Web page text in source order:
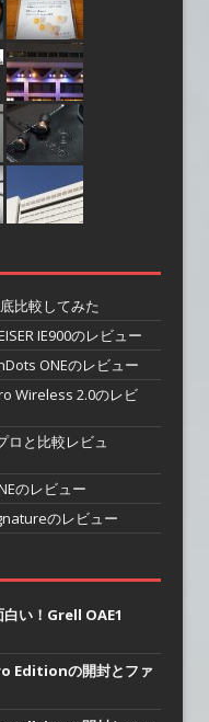
比較してみた
IE900のレビュー
ONEのレビュー
Wireless 2.0のレビ
ロと比較レビュ
のレビュー
のレビュー
い！Grell OAE1
Editionの開封とファ